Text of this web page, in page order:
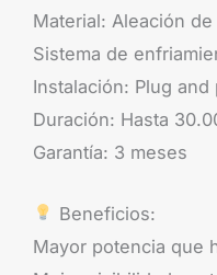
Material: Aleación
Sistema de
Instalación: Plug
Duración: Hasta
Garantía: 3 meses
Beneficios:
Mayor potencia que